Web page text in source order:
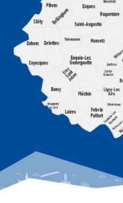
© 2026 LactuAireIsbergues –